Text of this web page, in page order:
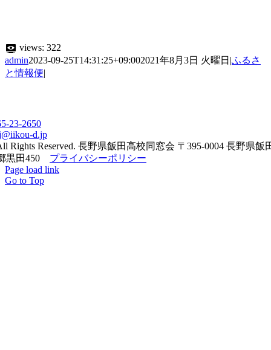
views: 322
admin2023-09-25T14:31:25+09:002021年8月3日 火曜日 |ふるさ
と情報便|
23-2650
d.jp
Rights Reserved. 長野県飯田高校同窓会 〒395-0004 長野県飯
黒田450 プライバシーポリシー
Page load link
Go to Top